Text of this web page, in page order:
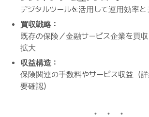
デジタルツールを活用して運用効率
買収戦略：
既存の保険／金融サービス企業を買
拡大
収益構造：
保険関連の手数料やサービス収益（
要確認）